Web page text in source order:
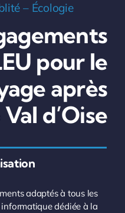
– Écologie
pour le
après
d’Oise
adaptés à tous les
dédiée à la